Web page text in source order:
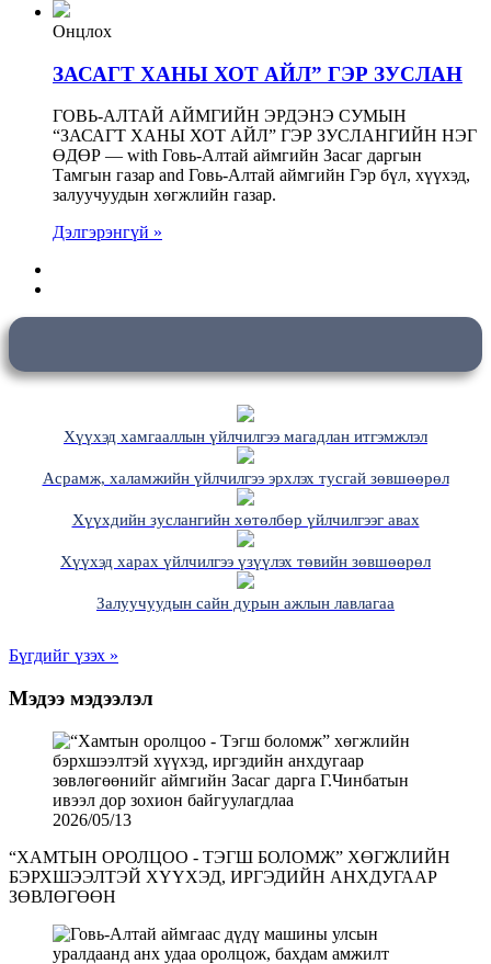
Онцлох
ЗАСАГТ ХАНЫ ХОТ АЙЛ” ГЭР ЗУСЛАН
ГОВЬ-АЛТАЙ АЙМГИЙН ЭРДЭНЭ СУМЫН
“ЗАСАГТ ХАНЫ ХОТ АЙЛ” ГЭР ЗУСЛАНГИЙН НЭГ
ӨДӨР — with Говь-Алтай аймгийн Засаг даргын
Тамгын газар and Говь-Алтай аймгийн Гэр бүл, хүүхэд,
залуучуудын хөгжлийн газар.
Дэлгэрэнгүй »
Хүүхэд хамгааллын үйлчилгээ магадлан итгэмжлэл
Асрамж, халамжийн үйлчилгээ эрхлэх тусгай зөвшөөрөл
Хүүхдийн зуслангийн хөтөлбөр үйлчилгээг авах
Хүүхэд харах үйлчилгээ үзүүлэх төвийн зөвшөөрөл
Залуучуудын сайн дурын ажлын лавлагаа
Бүгдийг үзэх »
Мэдээ мэдээлэл
2026/05/13
“ХАМТЫН ОРОЛЦОО - ТЭГШ БОЛОМЖ” ХӨГЖЛИЙН
БЭРХШЭЭЛТЭЙ ХҮҮХЭД, ИРГЭДИЙН АНХДУГААР
ЗӨВЛӨГӨӨН